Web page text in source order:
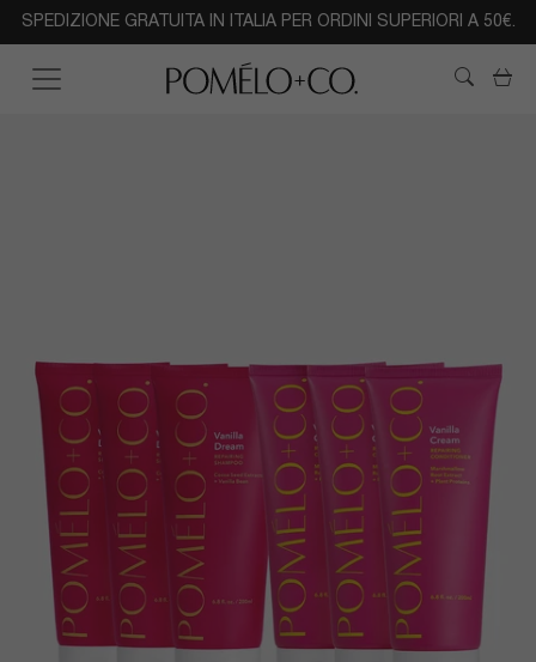
Read
SPEDIZIONE GRATUITA IN ITALIA PER ORDINI SUPERIORI A 50€.